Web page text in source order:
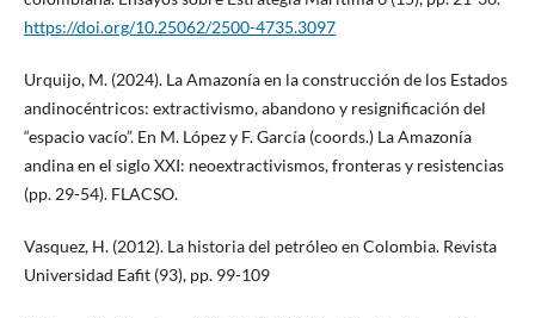
https://doi.org/10.25062/2500-4735.3097
Urquijo, M. (2024). La Amazonía en la construcción de los Estados
andinocéntricos: extractivismo, abandono y resignificación del
“espacio vacío”. En M. López y F. García (coords.) La Amazonía
andina en el siglo XXI: neoextractivismos, fronteras y resistencias
(pp. 29-54). FLACSO.
Vasquez, H. (2012). La historia del petróleo en Colombia. Revista
Universidad Eafit (93), pp. 99-109